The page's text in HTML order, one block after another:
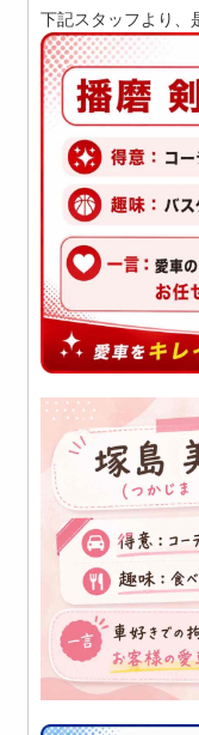
下記スタッフより、